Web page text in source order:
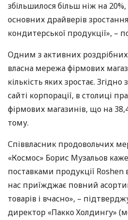
збільшилося більш ніж на
основних драйверів
кондитерської продукції», –
Одним з активних роздрібних
власна мережа фірмових
кількість яких зростає.
сайті корпорації, в столиці
фірмових магазинів, що на
тому.
Співвласник продовольчих
«Космос» Борис Музальов
поставками продукції
нас приїжджає повний
товарів і вчасно», –
директор «Пакко Холдингу»